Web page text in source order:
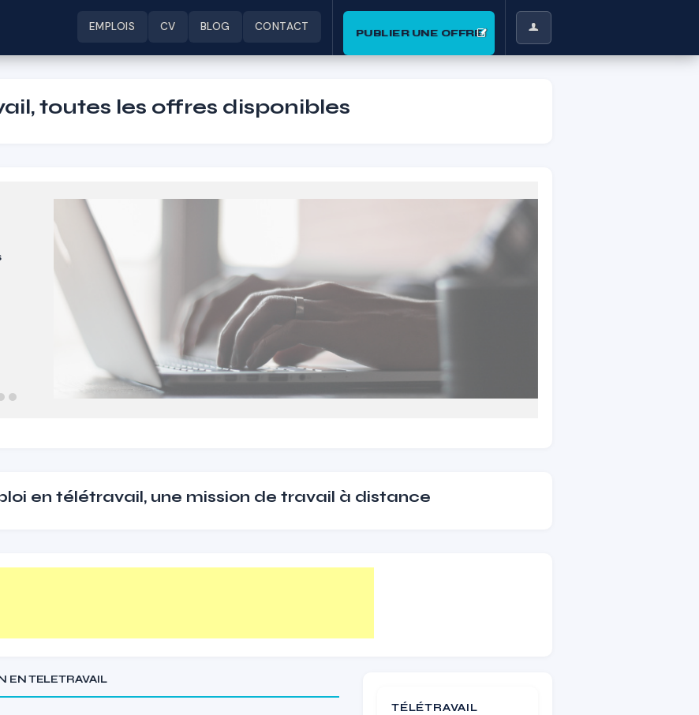
EMPLOIS CV BLOG CONTACT PUBLIER UNE OFFRE
toutes les offres disponibles
en télétravail, une mission de travail à distance
EN TELETRAVAIL
TÉLÉTRAVAIL